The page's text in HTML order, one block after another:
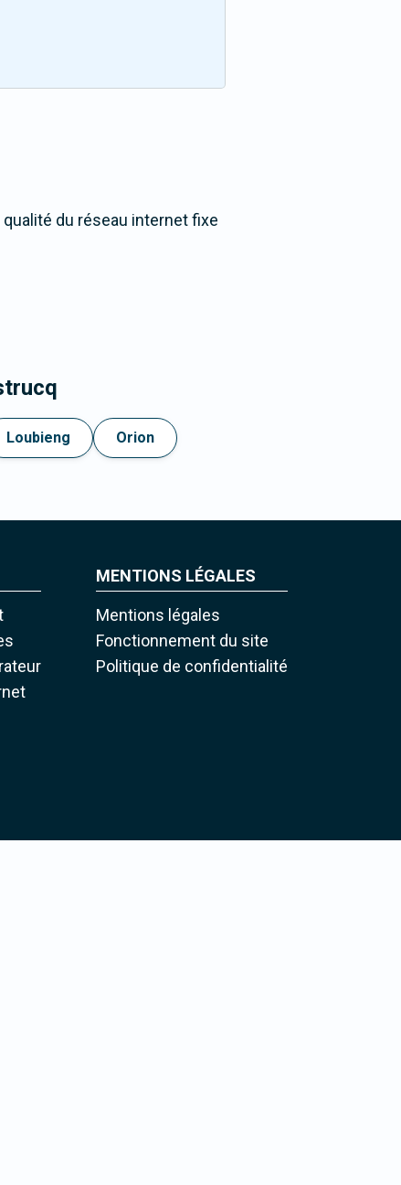
du réseau internet fixe
Loubieng Orion
MENTIONS LÉGALES
Mentions légales
Fonctionnement du site
Politique de confidentialité